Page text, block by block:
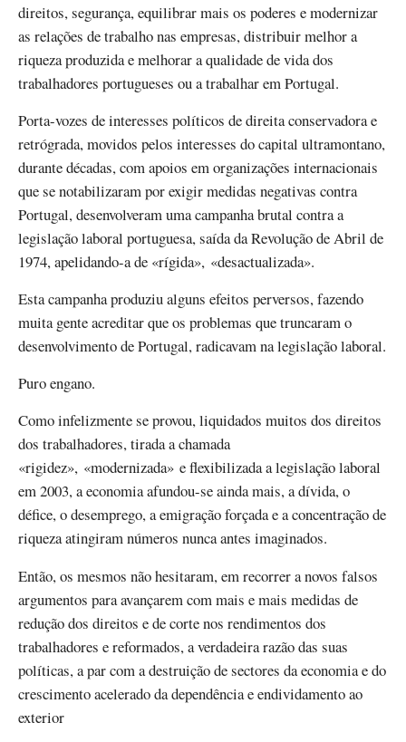
direitos, segurança, equilibrar mais os poderes e modernizar
as relações de trabalho nas empresas, distribuir melhor a
riqueza produzida e melhorar a qualidade de vida dos
trabalhadores portugueses ou a trabalhar em Portugal.
Porta-vozes de interesses políticos de direita conservadora e
retrógrada, movidos pelos interesses do capital ultramontano,
durante décadas, com apoios em organizações internacionais
que se notabilizaram por exigir medidas negativas contra
Portugal, desenvolveram uma campanha brutal contra a
legislação laboral portuguesa, saída da Revolução de Abril de
1974, apelidando-a de «rígida», «desactualizada».
Esta campanha produziu alguns efeitos perversos, fazendo
muita gente acreditar que os problemas que truncaram o
desenvolvimento de Portugal, radicavam na legislação laboral.
Puro engano.
Como infelizmente se provou, liquidados muitos dos direitos
dos trabalhadores, tirada a chamada
«rigidez», «modernizada» e flexibilizada a legislação laboral
em 2003, a economia afundou-se ainda mais, a dívida, o
défice, o desemprego, a emigração forçada e a concentração de
riqueza atingiram números nunca antes imaginados.
Então, os mesmos não hesitaram, em recorrer a novos falsos
argumentos para avançarem com mais e mais medidas de
redução dos direitos e de corte nos rendimentos dos
trabalhadores e reformados, a verdadeira razão das suas
políticas, a par com a destruição de sectores da economia e do
crescimento acelerado da dependência e endividamento ao
exterior